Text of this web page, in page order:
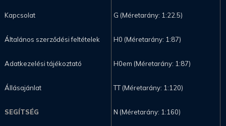
Kapcsolat
Általános szerződési feltételek
Adatkezelési tájékoztató
Állásajánlat
SEGÍTSÉG
G (Méretarány: 1:22.5)
H0 (Méretarány: 1:87)
H0em (Méretarány: 1:87)
TT (Méretarány: 1:120)
N (Méretarány: 1:160)